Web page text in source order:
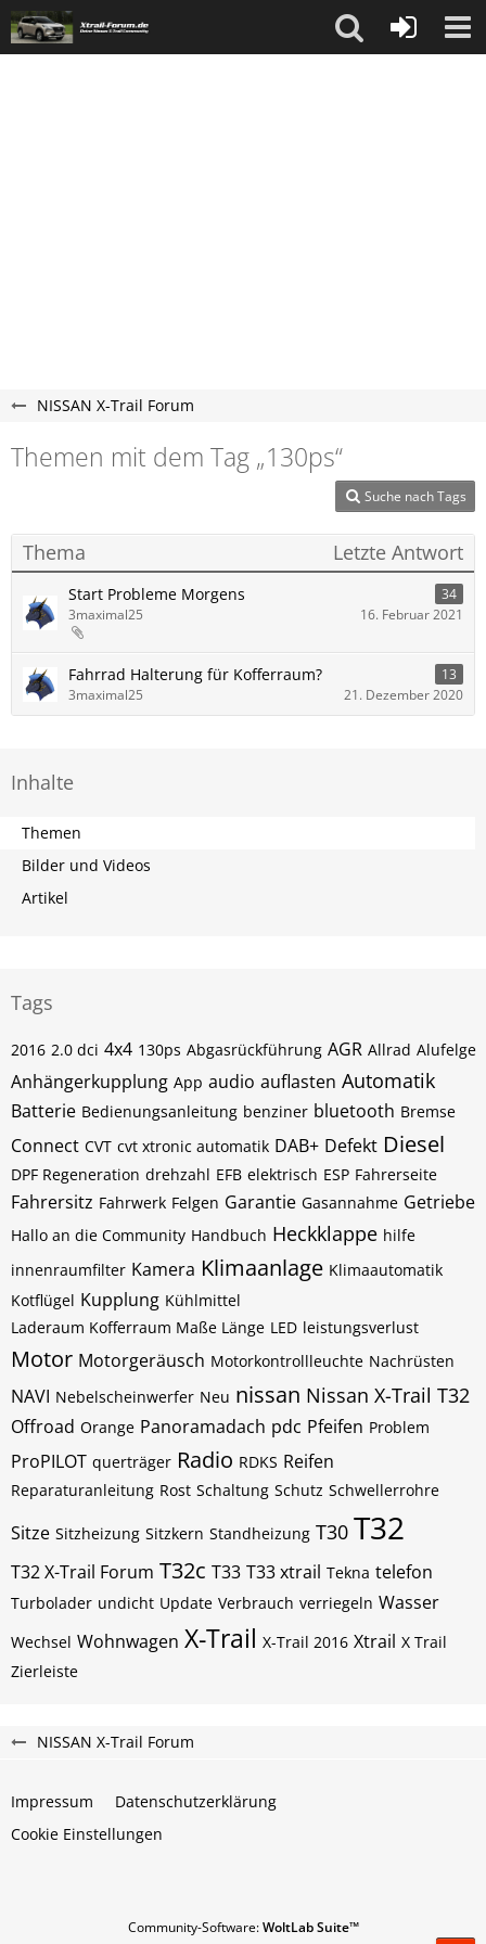
NISSAN X-Trail Forum
Themen mit dem Tag „130ps“
Suche nach Tags
Thema Letzte Antwort
Start Probleme Morgens
34
3maximal25
16. Februar 2021
Fahrrad Halterung für Kofferraum?
13
3maximal25
21. Dezember 2020
Inhalte
Themen
Bilder und Videos
Artikel
Tags
2016 2.0 dci 4x4 130ps Abgasrückführung AGR Allrad Alufelge
Anhängerkupplung App audio auflasten Automatik
Batterie Bedienungsanleitung benziner bluetooth Bremse
Connect CVT cvt xtronic automatik DAB+ Defekt Diesel
DPF Regeneration drehzahl EFB elektrisch ESP Fahrerseite
Fahrersitz Fahrwerk Felgen Garantie Gasannahme Getriebe
Hallo an die Community Handbuch Heckklappe hilfe
innenraumfilter Kamera Klimaanlage Klimaautomatik
Kotflügel Kupplung Kühlmittel
Laderaum Kofferraum Maße Länge LED leistungsverlust
Motor Motorgeräusch Motorkontrollleuchte Nachrüsten
NAVI Nebelscheinwerfer Neu nissan Nissan X-Trail T32
Offroad Orange Panoramadach pdc Pfeifen Problem
ProPILOT querträger Radio RDKS Reifen
Reparaturanleitung Rost Schaltung Schutz Schwellerrohre
Sitze Sitzheizung Sitzkern Standheizung T30 T32
T32 X-Trail Forum T32c T33 T33 xtrail Tekna telefon
Turbolader undicht Update Verbrauch verriegeln Wasser
Wechsel Wohnwagen X-Trail X-Trail 2016 Xtrail X Trail
Zierleiste
NISSAN X-Trail Forum
Impressum
Datenschutzerklärung
Cookie Einstellungen
Community-Software:WoltLab Suite™